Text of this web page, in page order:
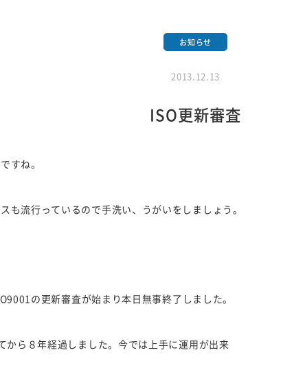
お知らせ
2013.12.13
ISO更新審査
すね。
も流行っているので手洗い、うがいをしましょう。
の更新審査が始まり本日無事終了しました。
から８年経過しました。今では上手に運用が出来